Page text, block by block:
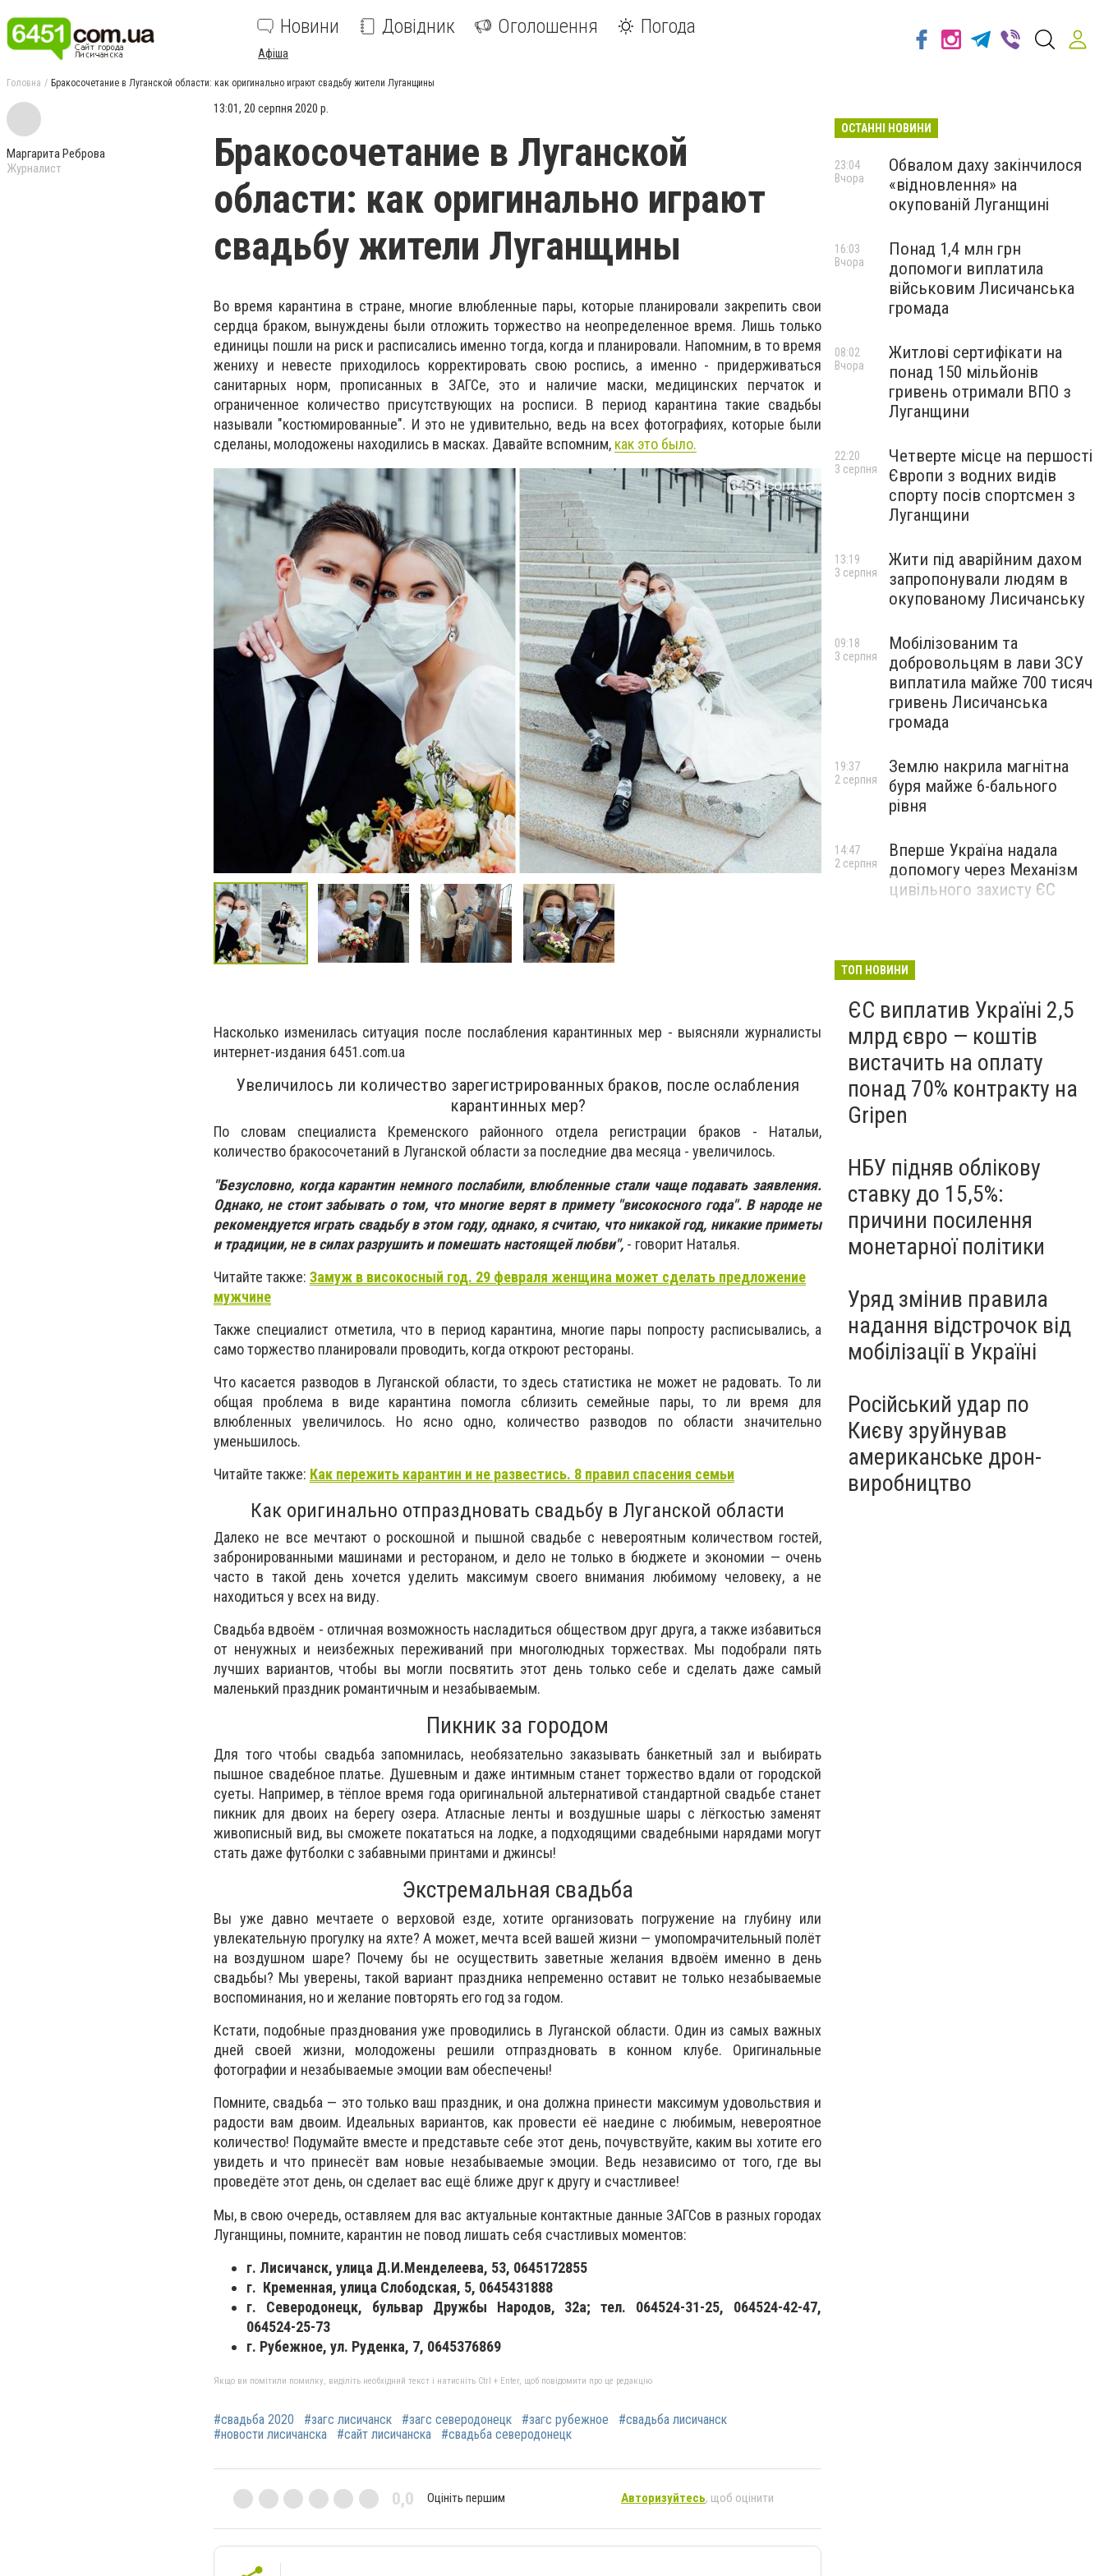
Новини Довідник Оголошення Погода
Афіша
Головна Бракосочетание в Луганской области: как оригинально играют свадьбу жители Луганщины
Маргарита Реброва
Журналист
13:01, 20 серпня 2020 р.
Бракосочетание в Луганской
области: как оригинально играют
свадьбу жители Луганщины
Во время карантина в стране, многие влюбленные пары, которые планировали закрепить свои
сердца браком, вынуждены были отложить торжество на неопределенное время. Лишь только
единицы пошли на риск и расписались именно тогда, когда и планировали. Напомним, в то время
жениху и невесте приходилось корректировать свою роспись, а именно - придерживаться
санитарных норм, прописанных в ЗАГСе, это и наличие маски, медицинских перчаток и
ограниченное количество присутствующих на росписи. В период карантина такие свадьбы
называли "костюмированные". И это не удивительно, ведь на всех фотографиях, которые были
сделаны, молодожены находились в масках. Давайте вспомним, как это было.
Насколько изменилась ситуация после послабления карантинных мер - выясняли журналисты
интернет-издания 6451.com.ua
Увеличилось ли количество зарегистрированных браков, после ослабления
карантинных мер?
По словам специалиста Кременского районного отдела регистрации браков - Натальи,
количество бракосочетаний в Луганской области за последние два месяца - увеличилось.
"Безусловно, когда карантин немного послабили, влюбленные стали чаще подавать заявления.
Однако, не стоит забывать о том, что многие верят в примету "високосного года". В народе не
рекомендуется играть свадьбу в этом году, однако, я считаю, что никакой год, никакие приметы
и традиции, не в силах разрушить и помешать настоящей любви", - говорит Наталья.
Читайте также: Замуж в високосный год. 29 февраля женщина может сделать предложение
мужчине
Также специалист отметила, что в период карантина, многие пары попросту расписывались, а
само торжество планировали проводить, когда откроют рестораны.
Что касается разводов в Луганской области, то здесь статистика не может не радовать. То ли
общая проблема в виде карантина помогла сблизить семейные пары, то ли время для
влюбленных увеличилось. Но ясно одно, количество разводов по области значительно
уменьшилось.
Читайте также: Как пережить карантин и не развестись. 8 правил спасения семьи
Как оригинально отпраздновать свадьбу в Луганской области
Далеко не все мечтают о роскошной и пышной свадьбе с невероятным количеством гостей,
забронированными машинами и рестораном, и дело не только в бюджете и экономии — очень
часто в такой день хочется уделить максимум своего внимания любимому человеку, а не
находиться у всех на виду.
Свадьба вдвоём - отличная возможность насладиться обществом друг друга, а также избавиться
от ненужных и неизбежных переживаний при многолюдных торжествах. Мы подобрали пять
лучших вариантов, чтобы вы могли посвятить этот день только себе и сделать даже самый
маленький праздник романтичным и незабываемым.
Пикник за городом
Для того чтобы свадьба запомнилась, необязательно заказывать банкетный зал и выбирать
пышное свадебное платье. Душевным и даже интимным станет торжество вдали от городской
суеты. Например, в тёплое время года оригинальной альтернативой стандартной свадьбе станет
пикник для двоих на берегу озера. Атласные ленты и воздушные шары с лёгкостью заменят
живописный вид, вы сможете покататься на лодке, а подходящими свадебными нарядами могут
стать даже футболки с забавными принтами и джинсы!
Экстремальная свадьба
Вы уже давно мечтаете о верховой езде, хотите организовать погружение на глубину или
увлекательную прогулку на яхте? А может, мечта всей вашей жизни — умопомрачительный полёт
на воздушном шаре? Почему бы не осуществить заветные желания вдвоём именно в день
свадьбы? Мы уверены, такой вариант праздника непременно оставит не только незабываемые
воспоминания, но и желание повторять его год за годом.
Кстати, подобные празднования уже проводились в Луганской области. Один из самых важных
дней своей жизни, молодожены решили отпраздновать в конном клубе. Оригинальные
фотографии и незабываемые эмоции вам обеспечены!
Помните, свадьба — это только ваш праздник, и она должна принести максимум удовольствия и
радости вам двоим. Идеальных вариантов, как провести её наедине с любимым, невероятное
количество! Подумайте вместе и представьте себе этот день, почувствуйте, каким вы хотите его
увидеть и что принесёт вам новые незабываемые эмоции. Ведь независимо от того, где вы
проведёте этот день, он сделает вас ещё ближе друг к другу и счастливее!
Мы, в свою очередь, оставляем для вас актуальные контактные данные ЗАГСов в разных городах
Луганщины, помните, карантин не повод лишать себя счастливых моментов:
г. Лисичанск, улица Д.И.Менделеева, 53, 0645172855
г. Кременная, улица Слободская, 5, 0645431888
г. Северодонецк, бульвар Дружбы Народов, 32а; тел. 064524-31-25, 064524-42-47,
064524-25-73
г. Рубежное, ул. Руденка, 7, 0645376869
Якщо ви помітили помилку, виділіть необхідний текст і натисніть Ctrl + Enter, щоб повідомити про це редакцію
#свадьба 2020 #загс лисичанск #загс северодонецк #загс рубежное
#свадьба лисичанск
#новости лисичанска
#сайт лисичанска #свадьба северодонецк
0,0 Оцініть першим Авторизуйтесь, щоб оцінити
ОСТАННІ НОВИНИ
Обвалом даху закінчилося
«відновлення» на
окупованій Луганщині
23:04
Вчора
Понад 1,4 млн грн
допомоги виплатила
військовим Лисичанська
громада
16:03
Вчора
Житлові сертифікати на
понад 150 мільйонів
гривень отримали ВПО з
Луганщини
08:02
Вчора
Четверте місце на першості
Європи з водних видів
спорту посів спортсмен з
Луганщини
22:20
3 серпня
Жити під аварійним дахом
запропонували людям в
окупованому Лисичанську
13:19
3 серпня
Мобілізованим та
добровольцям в лави ЗСУ
виплатила майже 700 тисяч
гривень Лисичанська
громада
09:18
3 серпня
Землю накрила магнітна
буря майже 6-бального
рівня
19:37
2 серпня
Вперше Україна надала
допомогу через Механізм
цивільного захисту ЄС
14:47
2 серпня
ТОП НОВИНИ
ЄС виплатив Україні 2,5
млрд євро — коштів
вистачить на оплату
понад 70% контракту на
Gripen
НБУ підняв облікову
ставку до 15,5%:
причини посилення
монетарної політики
Уряд змінив правила
надання відстрочок від
мобілізації в Україні
Російський удар по
Києву зруйнував
американське дрон-
виробництво